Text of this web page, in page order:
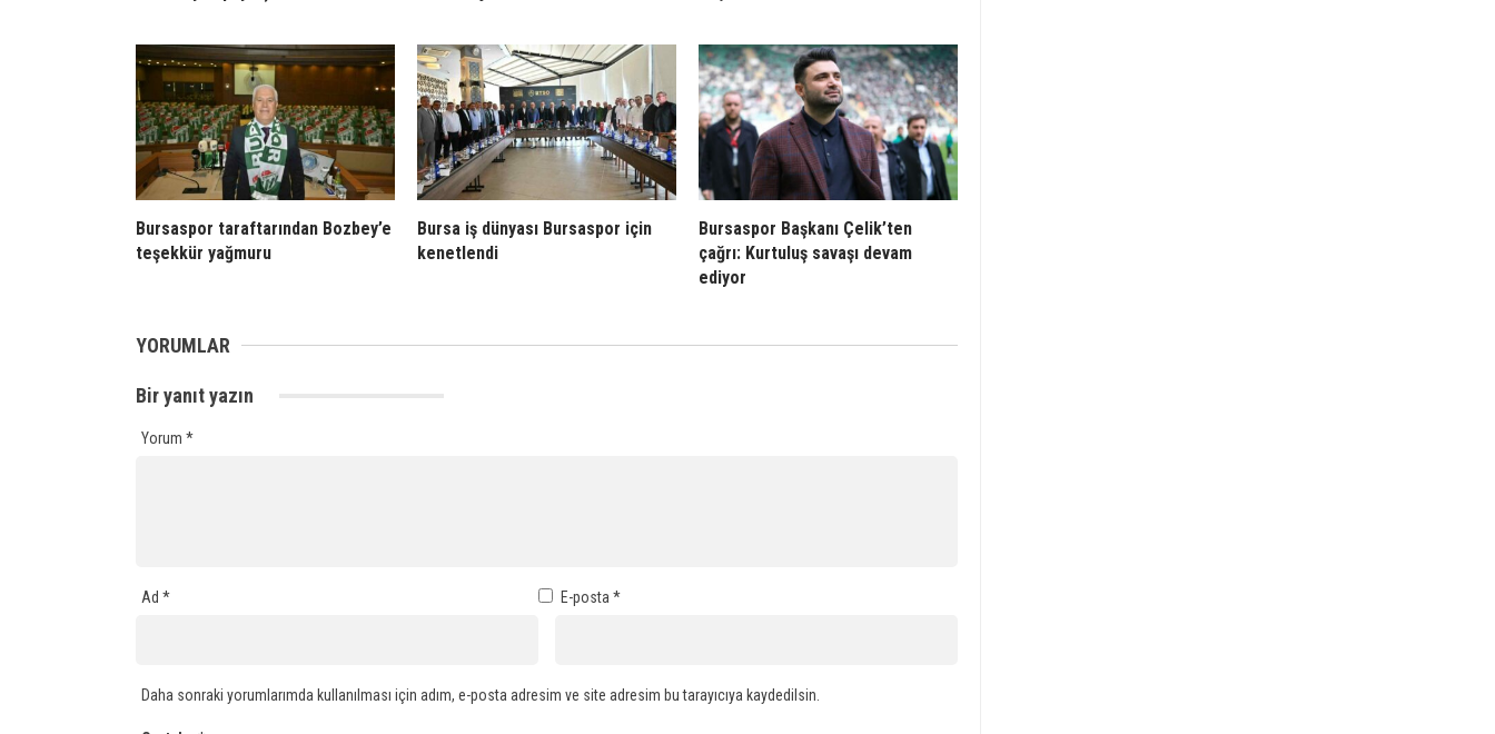
Bursaspor taraftarından Bozbey’e
teşekkür yağmuru
Bursa iş dünyası Bursaspor için
kenetlendi
Bursaspor Başkanı Çelik’ten
çağrı: Kurtuluş savaşı devam
ediyor
YORUMLAR
Bir yanıt yazın
Yorum *
Ad * E-posta *
Daha sonraki yorumlarımda kullanılması için adım, e-posta adresim ve site adresim bu tarayıcıya kaydedilsin.